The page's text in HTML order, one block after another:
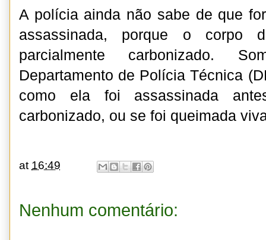
A polícia ainda não sabe de que
assassinada, porque o corpo
parcialmente carbonizado.
Departamento de Polícia Técnica
como ela foi assassinada
carbonizado, ou se foi queimada
at 16:49
Nenhum comentário: